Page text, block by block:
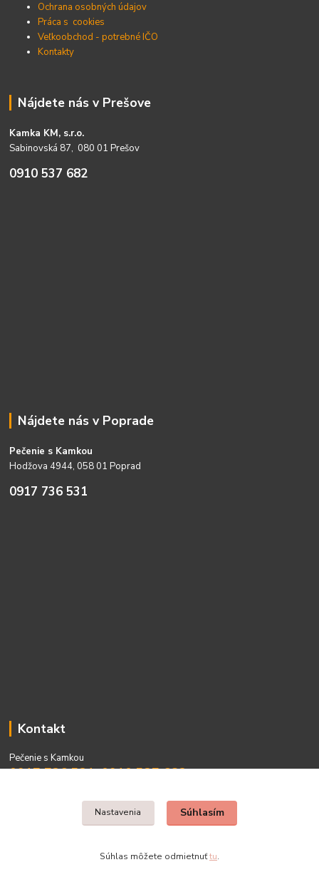
Ochrana osobných údajov
Práca s cookies
Veľkoobchod - potrebné IČO
Kontakty
Nájdete nás v Prešove
Kamka KM, s.r.o.
Sabinovská 87, 080 01 Prešov
0910 537 682
Nájdete nás v Poprade
Pečenie s Kamkou
Hodžova 4944, 058 01 Poprad
0917 736 531
Kontakt
Pečenie s Kamkou
0917 736 531, 0910 537 682
Nastavenia Súhlasím
Súhlas môžete odmietnuťtu.